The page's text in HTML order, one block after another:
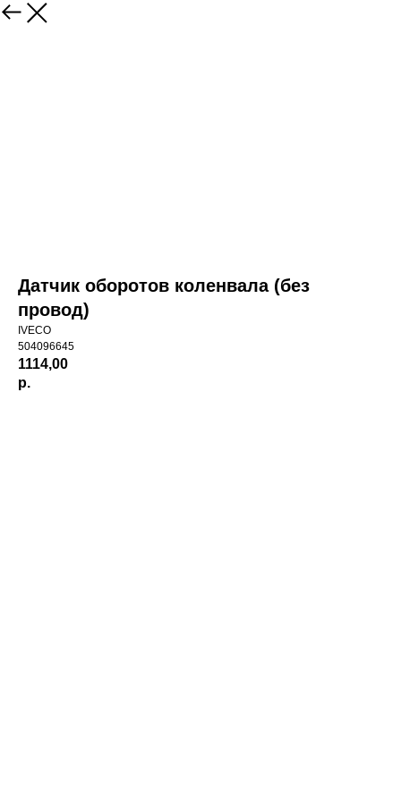
Датчик оборотов коленвала (без
провод)
IVECO
504096645
1114,00
р.